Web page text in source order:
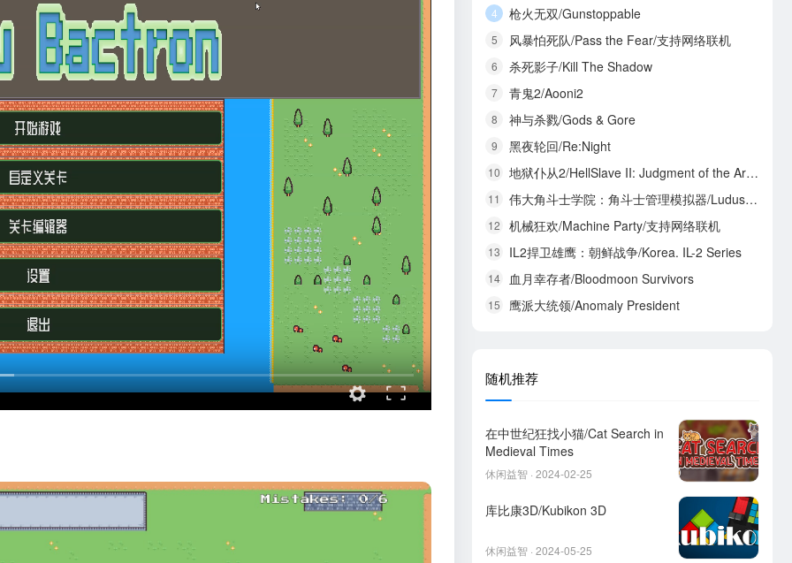
4 枪火无双/Gunstoppable
5 风暴怕死队/Pass the Fear/支持网络联机
6 杀死影子/Kill The Shadow
7 青鬼2/Aooni2
8 神与杀戮/Gods & Gore
9 黑夜轮回/Re:Night
10 地狱仆从2/HellSlave II: Judgment of the Archon
11 伟大角斗士学院：角斗士管理模拟器/Ludus Magnatus: Gladiator Manager Simulator
12 机械狂欢/Machine Party/支持网络联机
13 IL2捍卫雄鹰：朝鲜战争/Korea. IL-2 Series
14 血月幸存者/Bloodmoon Survivors
15 鹰派大统领/Anomaly President
随机推荐
在中世纪狂找小猫/Cat Search in
Medieval Times
休闲益智 · 2024-02-25
库比康3D/Kubikon 3D
休闲益智 · 2024-05-25